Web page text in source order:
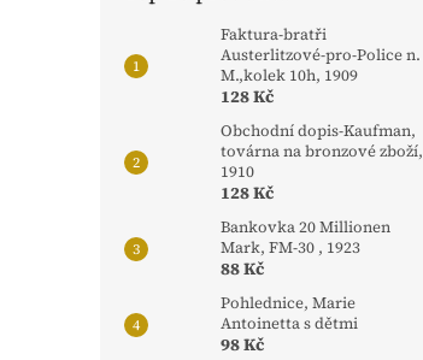
Faktura-bratři
Austerlitzové-pro-Police n.
M.,kolek 10h, 1909
128 Kč
Obchodní dopis-Kaufman,
továrna na bronzové zboží,
1910
128 Kč
Bankovka 20 Millionen
Mark, FM-30 , 1923
88 Kč
Pohlednice, Marie
Antoinetta s dětmi
98 Kč